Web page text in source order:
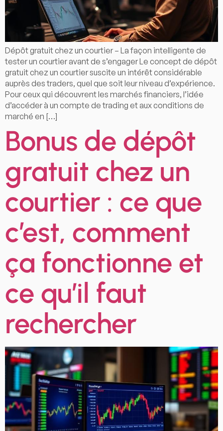
Dépôt gratuit chez un courtier – La façon intelligente de
tester un courtier avant de s’engager Le concept de dépôt
gratuit chez un courtier suscite un intérêt considérable
auprès des traders, quel que soit leur niveau d’expérience.
Pour ceux qui découvrent les marchés financiers, l’idée
d’accéder à un compte de trading et aux conditions de
marché en […]
Bonus de dépôt
gratuit chez un
courtier : ce que
c’est, comment
ça fonctionne et
ce qu’il faut
rechercher